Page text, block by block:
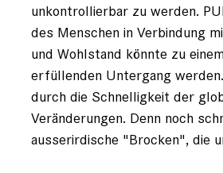
unkontrollierbar zu werden.
des Menschen in Verbindung
und Wohlstand könnte zu
erfüllenden Untergang
durch die Schnelligkeit der
Veränderungen. Denn noch
ausserirdische "Brocken", die